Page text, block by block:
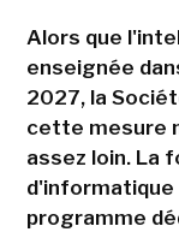
Alors que
enseignée
2027, la
cette mesure
assez loin. La
d'informatique
programme